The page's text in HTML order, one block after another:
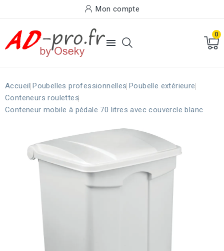
Mon compte

0
Accueil Poubelles professionnelles Poubelle extérieure
Conteneurs roulettes
Conteneur mobile à pédale 70 litres avec couvercle blanc